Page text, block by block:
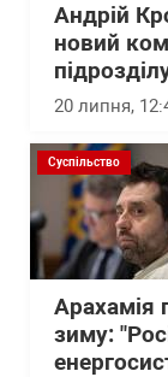
Андрій
новий
20 липня,
Суспільство
Арахамія
зиму: